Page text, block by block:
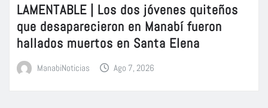
LAMENTABLE | Los dos jóvenes quiteños
que desaparecieron en Manabí fueron
hallados muertos en Santa Elena
ManabiNoticias Ago 7, 2026